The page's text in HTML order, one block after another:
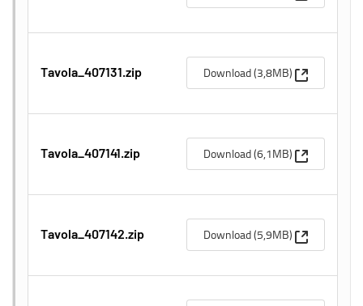
Tavola_407131.zip Download (3,8MB) (Apre una
Tavola_407141.zip Download (6,1MB) (Apre una
Tavola_407142.zip Download (5,9MB) (Apre una